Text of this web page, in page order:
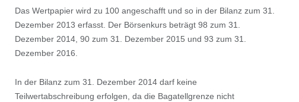
Das Wertpapier wird zu 100 angeschafft und so in der Bilanz zum 31.
Dezember 2013 erfasst. Der Börsenkurs beträgt 98 zum 31.
Dezember 2014, 90 zum 31. Dezember 2015 und 93 zum 31.
Dezember 2016.
In der Bilanz zum 31. Dezember 2014 darf keine
Teilwertabschreibung erfolgen, da die Bagatellgrenze nicht